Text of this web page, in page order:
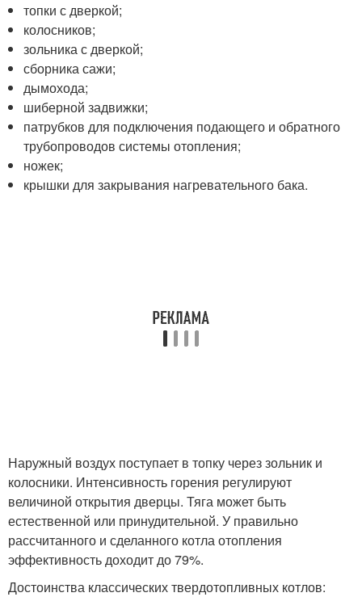
топки с дверкой;
колосников;
зольника с дверкой;
сборника сажи;
дымохода;
шиберной задвижки;
патрубков для подключения подающего и обратного
трубопроводов системы отопления;
ножек;
крышки для закрывания нагревательного бака.
Наружный воздух поступает в топку через зольник и
колосники. Интенсивность горения регулируют
величиной открытия дверцы. Тяга может быть
естественной или принудительной. У правильно
рассчитанного и сделанного котла отопления
эффективность доходит до 79%.
Достоинства классических твердотопливных котлов: